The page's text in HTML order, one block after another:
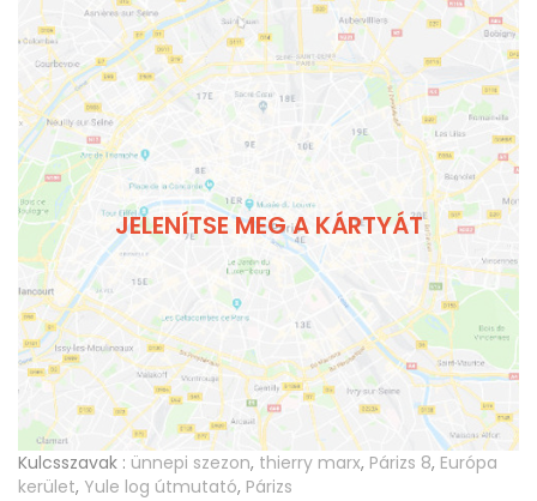
JELENÍTSE MEG A KÁRTYÁT
Kulcsszavak : ünnepi szezon, thierry marx, Párizs 8, Európa
kerület, Yule log útmutató, Párizs